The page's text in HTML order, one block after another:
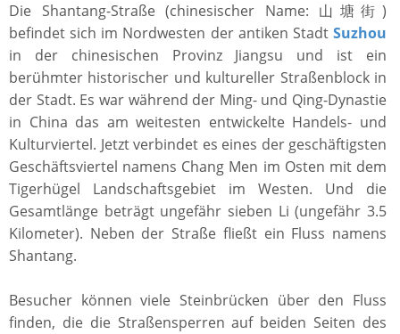
Die Shantang-Straße (chinesischer Name: 山塘街)
befindet sich im Nordwesten der antiken Stadt Suzhou
in der chinesischen Provinz Jiangsu und ist ein
berühmter historischer und kultureller Straßenblock in
der Stadt. Es war während der Ming- und Qing-Dynastie
in China das am weitesten entwickelte Handels- und
Kulturviertel. Jetzt verbindet es eines der geschäftigsten
Geschäftsviertel namens Chang Men im Osten mit dem
Tigerhügel Landschaftsgebiet im Westen. Und die
Gesamtlänge beträgt ungefähr sieben Li (ungefähr 3.5
Kilometer). Neben der Straße fließt ein Fluss namens
Shantang.
Besucher können viele Steinbrücken über den Fluss
finden, die die Straßensperren auf beiden Seiten des